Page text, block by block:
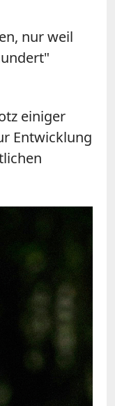
nur weil
einiger
Entwicklung